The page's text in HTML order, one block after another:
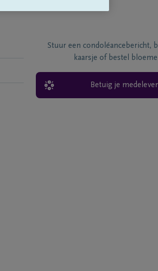
Stuur een condoléancebericht,
kaarsje of bestel
Betuig je